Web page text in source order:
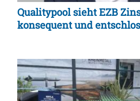
Qualitypool sieht EZB
konsequent und